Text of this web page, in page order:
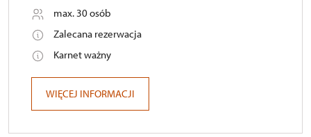
max. 30 osób
Zalecana rezerwacja
Karnet ważny
WIĘCEJ INFORMACJI